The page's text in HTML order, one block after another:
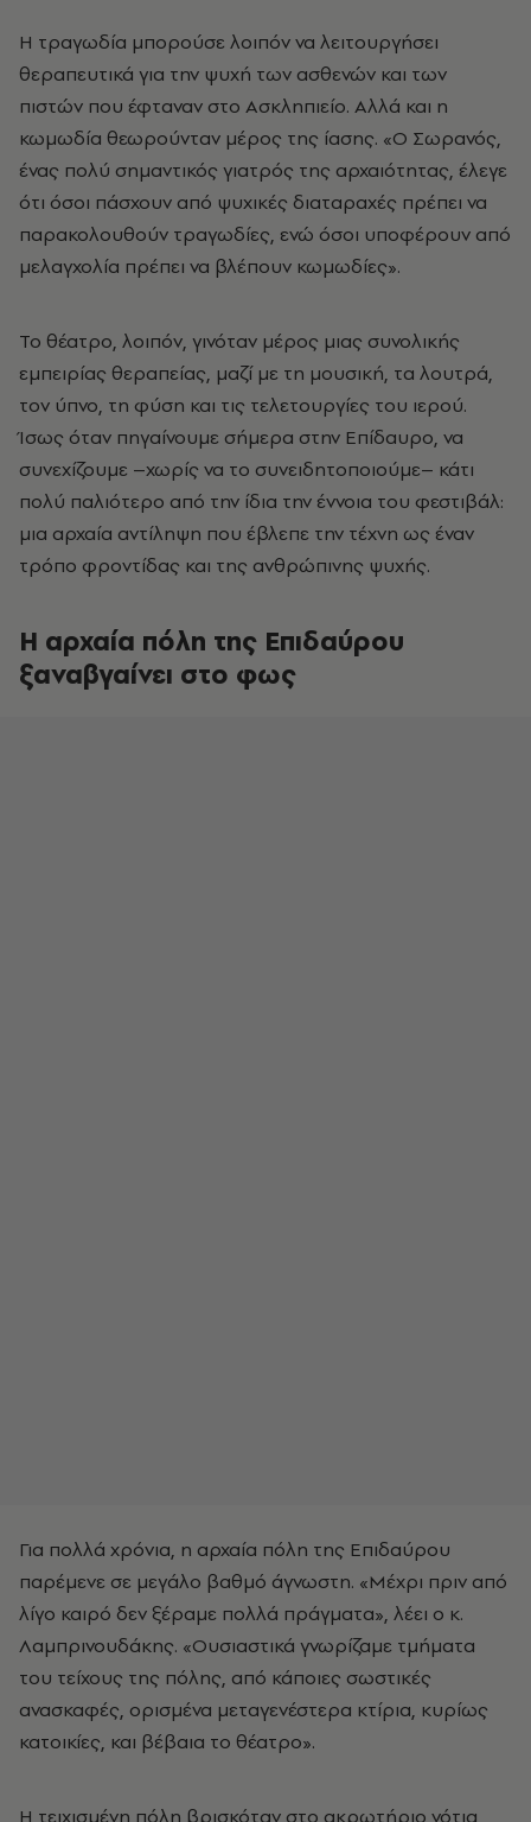
Η τραγωδία μπορούσε λοιπόν να λειτουργήσει
θεραπευτικά για την ψυχή των ασθενών και των
πιστών που έφταναν στο Ασκληπιείο. Αλλά και η
κωμωδία θεωρούνταν μέρος της ίασης. «Ο Σωρανός,
ένας πολύ σημαντικός γιατρός της αρχαιότητας, έλεγε
ότι όσοι πάσχουν από ψυχικές διαταραχές πρέπει να
παρακολουθούν τραγωδίες, ενώ όσοι υποφέρουν από
μελαγχολία πρέπει να βλέπουν κωμωδίες».
Το θέατρο, λοιπόν, γινόταν μέρος μιας συνολικής
εμπειρίας θεραπείας, μαζί με τη μουσική, τα λουτρά,
τον ύπνο, τη φύση και τις τελετουργίες του ιερού.
Ίσως όταν πηγαίνουμε σήμερα στην Επίδαυρο, να
συνεχίζουμε –χωρίς να το συνειδητοποιούμε– κάτι
πολύ παλιότερο από την ίδια την έννοια του φεστιβάλ:
μια αρχαία αντίληψη που έβλεπε την τέχνη ως έναν
τρόπο φροντίδας και της ανθρώπινης ψυχής.
Η αρχαία πόλη της Επιδαύρου
ξαναβγαίνει στο φως
Για πολλά χρόνια, η αρχαία πόλη της Επιδαύρου
παρέμενε σε μεγάλο βαθμό άγνωστη. «Μέχρι πριν από
λίγο καιρό δεν ξέραμε πολλά πράγματα», λέει ο κ.
Λαμπρινουδάκης. «Ουσιαστικά γνωρίζαμε τμήματα
του τείχους της πόλης, από κάποιες σωστικές
ανασκαφές, ορισμένα μεταγενέστερα κτίρια, κυρίως
κατοικίες, και βέβαια το θέατρο».
Η τειχισμένη πόλη βρισκόταν στο ακρωτήριο νότια